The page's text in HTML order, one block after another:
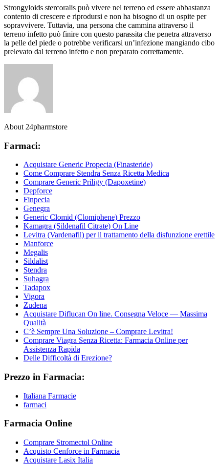
Strongyloids stercoralis può vivere nel terreno ed essere abbastanza
contento di crescere e riprodursi e non ha bisogno di un ospite per
sopravvivere. Tuttavia, una persona che cammina attraverso il
terreno infetto può finire con questo parassita che penetra attraverso
la pelle del piede o potrebbe verificarsi un’infezione mangiando cibo
prelevato dal terreno infetto e non preparato correttamente.
About 24pharmstore
Farmaci:
Acquistare Generic Propecia (Finasteride)
Come Comprare Stendra Senza Ricetta Medica
Comprare Generic Priligy (Dapoxetine)
Depforce
Finpecia
Genegra
Generic Clomid (Clomiphene) Prezzo
Kamagra (Sildenafil Citrate) On Line
Levitra (Vardenafil) per il trattamento della disfunzione erettile
Manforce
Megalis
Sildalist
Stendra
Suhagra
Tadapox
Vigora
Zudena
Acquistare Diflucan On line. Consegna Veloce — Massima
Qualità
C’è Sempre Una Soluzione – Comprare Levitra!
Comprare Viagra Senza Ricetta: Farmacia Online per
Assistenza Rapida
Delle Difficoltà di Erezione?
Prezzo in Farmacia:
Italiana Farmacie
farmaci
Farmacia Online
Comprare Stromectol Online
Acquisto Cenforce in Farmacia
Acquistare Lasix Italia